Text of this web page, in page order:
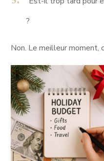
?
Non. Le meilleur moment,